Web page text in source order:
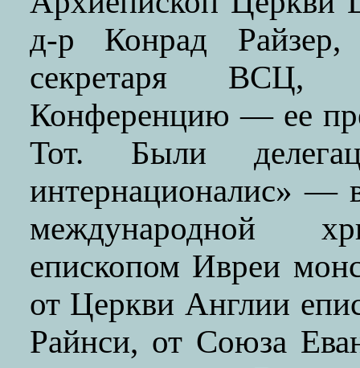
д-р Конрад Райзер,
секретаря ВСЦ,
Конференцию — ее
Тот. Были
интернационалис» —
международной
епископом Ивреи
от Церкви Англии
Райнси, от Союза